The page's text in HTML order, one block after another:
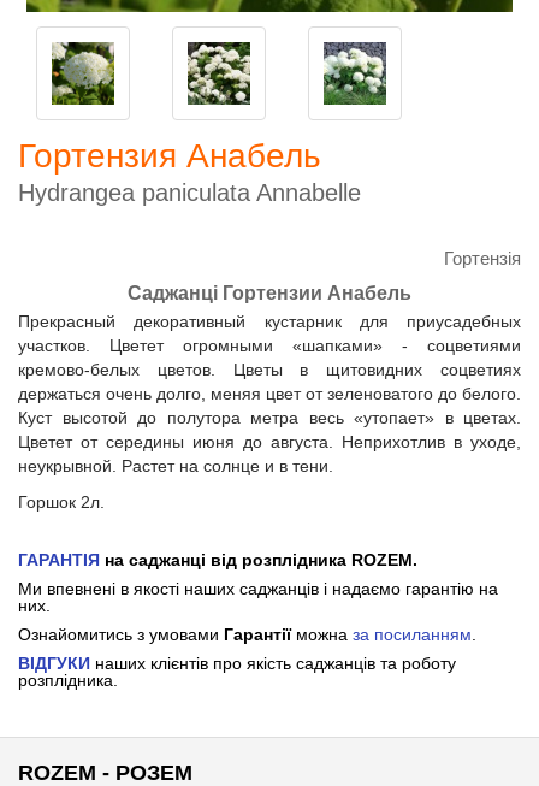
Гортензия Анабель
Hydrangea paniculata Annabelle
Гортензія
Саджанці Гортензии Анабель
Прекрасный декоративный кустарник для приусадебных
участков. Цветет огромными «шапками» - соцветиями
кремово-белых цветов. Цветы в щитовидних соцветиях
держаться очень долго, меняя цвет от зеленоватого до белого.
Куст высотой до полутора метра весь «утопает» в цветах.
Цветет от середины июня до августа. Неприхотлив в уходе,
неукрывной. Растет на солнце и в тени.
Горшок 2л.
ГАРАНТІЯ на саджанці від розплідника ROZEM.
Ми впевнені в якості наших саджанців і надаємо гарантію на
них.
Ознайомитись з умовами Гарантії можна за посиланням
ВІДГУКИ наших клієнтів про якість саджанців та роботу
розплідника.
ROZEM - РОЗЕМ